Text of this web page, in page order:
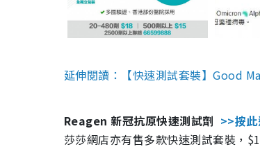
延伸閱讀：【快速測試套裝】Good
Reagen 新冠抗原快速測試劑 >>按
莎莎網店亦有售多款快速測試套裝，